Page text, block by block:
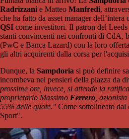
Radrizzani e Matteo Manfredi,
che ha fatto da asset manager dell’intera
QSI come investitori. Il patron del
stanti convincenti nei confronti di CdA,
(PwC e Banca Lazard) con la loro
gli altri acquirenti dalla corsa per
Dunque, la Sampdoria si può definire
incombeva nei pensieri della piazza da
prossime ore, invece, si attende la
proprietario Massimo Ferrero,
55% delle quote." Come sottolineato
Sport".